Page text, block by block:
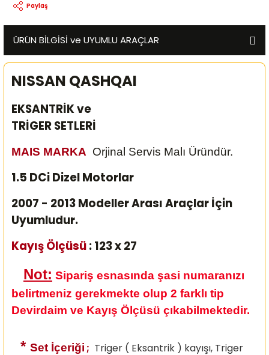
Paylaş
ÜRÜN BİLGİSİ ve UYUMLU ARAÇLAR
NISSAN QASHQAI
EKSANTRİK ve
TRİGER SETLERİ
MAIS MARKA Orjinal Servis Malı Üründür.
1.5 DCi Dizel Motorlar
2007 - 2013 Modeller Arası Araçlar İçin
Uyumludur.
Kayış Ölçüsü: 123 x 27
Not: Sipariş esnasında şasi numaranızı
belirtmeniz gerekmekte olup 2 farklı tip
Devirdaim ve Kayış Ölçüsü çıkabilmektedir.
* Set İçeriği ; Triger ( Eksantrik ) kayışı, Triger